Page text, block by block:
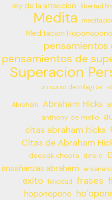
ley de la atraccion libertad
Medita
Meditacion Hoponopono
pensamientos
pensamientos de
Superacion
un curso de milagros
Abraham Abraham Hicks
anthony de mello
citas abraham hicks
Citas de Abraham
deepak chopra dinero
enseñanzas abraham
exito felicidad frases
hoponopono